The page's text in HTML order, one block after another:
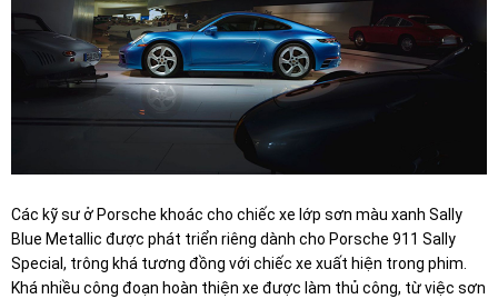
Các kỹ sư ở Porsche khoác cho chiếc xe lớp sơn màu xanh Sally
Blue Metallic được phát triển riêng dành cho Porsche 911 Sally
Special, trông khá tương đồng với chiếc xe xuất hiện trong phim.
Khá nhiều công đoạn hoàn thiện xe được làm thủ công, từ việc sơn